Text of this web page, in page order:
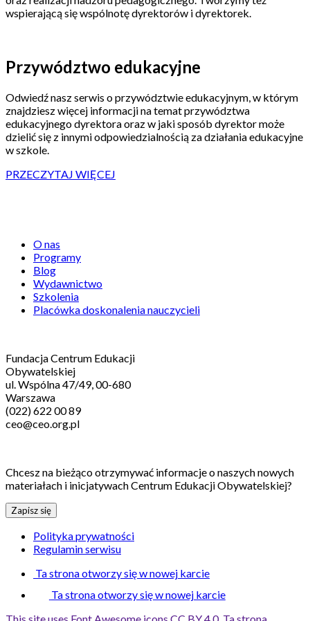
wspierającą się wspólnotę dyrektorów i dyrektorek.
Przywództwo edukacyjne
Odwiedź nasz serwis o przywództwie edukacyjnym, w którym
znajdziesz więcej informacji na temat przywództwa
edukacyjnego dyrektora oraz w jaki sposób dyrektor może
dzielić się z innymi odpowiedzialnością za działania edukacyjne
w szkole.
PRZECZYTAJ WIĘCEJ
O nas
Programy
Blog
Wydawnictwo
Szkolenia
Placówka doskonalenia nauczycieli
Fundacja Centrum Edukacji
Obywatelskiej
ul. Wspólna 47/49, 00-680
Warszawa
(022) 622 00 89
ceo@ceo.org.pl
Chcesz na bieżąco otrzymywać informacje o naszych nowych
materiałach i inicjatywach Centrum Edukacji Obywatelskiej?
Zapisz się
Polityka prywatności
Regulamin serwisu
Ta strona otworzy się w nowej karcie
Ta strona otworzy się w nowej karcie